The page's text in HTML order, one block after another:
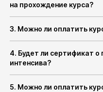
на прохождение курса?
3. Можно ли оплатить
4. Будет ли сертификат о
интенсива?
5. Можно ли оплатить